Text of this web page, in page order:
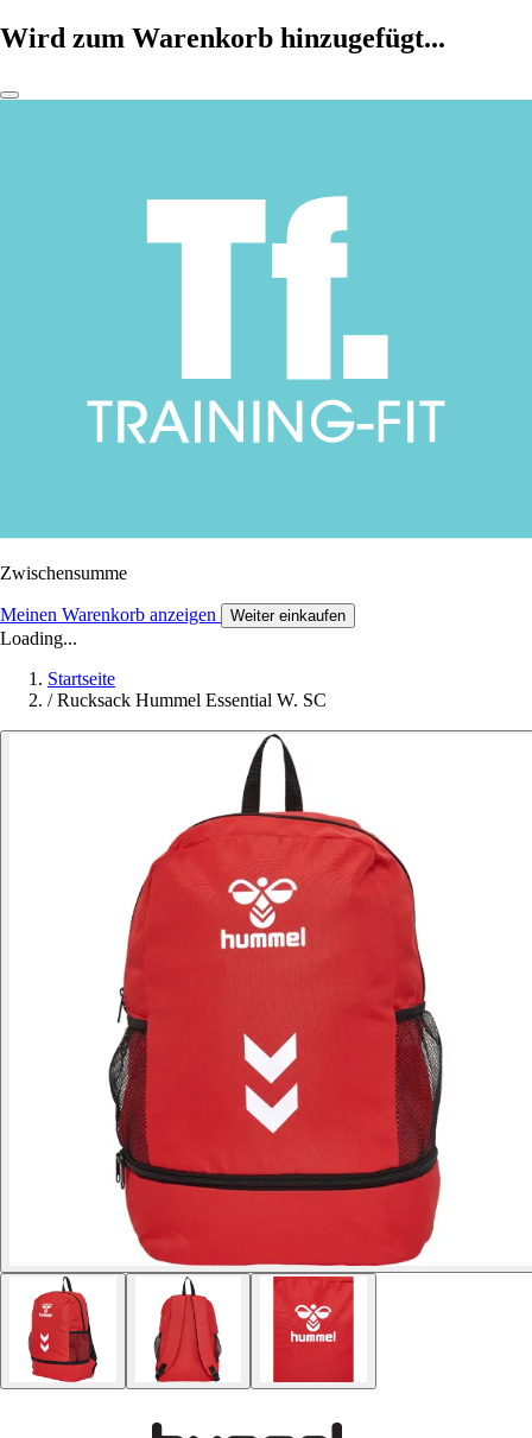
Wird zum Warenkorb hinzugefügt...
Zwischensumme
Meinen Warenkorb anzeigen Weiter einkaufen
Loading...
Startseite
/ Rucksack Hummel Essential W. SC